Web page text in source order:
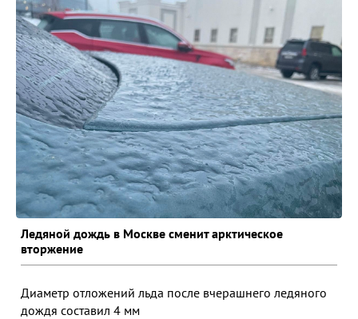
Ледяной дождь в Москве сменит арктическое
вторжение
Диаметр отложений льда после вчерашнего ледяного
дождя составил 4 мм